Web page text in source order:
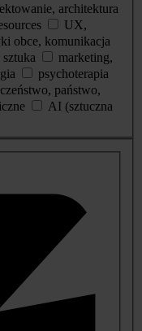
architektura
UX,
obce, komunikacja
marketing,
psychoterapia
państwo,
AI (sztuczna